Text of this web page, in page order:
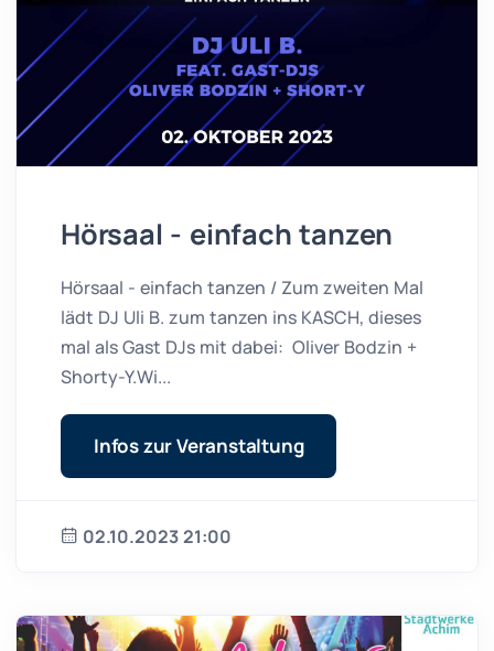
Hörsaal - einfach tanzen
Hörsaal - einfach tanzen / Zum zweiten Mal
lädt DJ Uli B. zum tanzen ins KASCH, dieses
mal als Gast DJs mit dabei: Oliver Bodzin +
Shorty-Y.Wi...
Infos zur Veranstaltung
02.10.2023 21:00